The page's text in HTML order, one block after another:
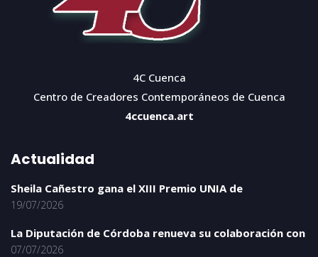
4C Cuenca
Centro de Creadores Contemporáneos de Cuenca
4ccuenca.art
Actualidad
Sheila Cañestro gana el XIII Premio UNIA de
19/07/2026
La Diputación de Córdoba renueva su colaboración con
07/07/2026